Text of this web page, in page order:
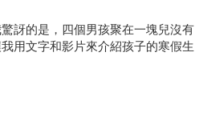
訝的是，四個男孩聚在一塊兒沒有
用文字和影片來介紹孩子的寒假生